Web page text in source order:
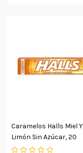
Caramelos Halls Miel Y
Limón Sin Azúcar, 20
Unidades